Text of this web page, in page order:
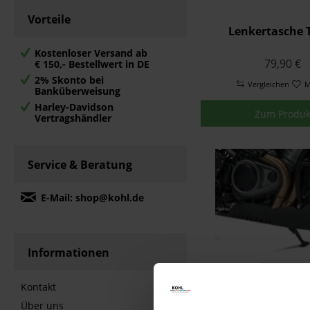
Vorteile
Kostenloser Versand ab
€ 150,- Bestellwert in DE
2% Skonto bei
Banküberweisung
Harley-Davidson
Vertragshändler
Service & Beratung
E-Mail: shop@kohl.de
Informationen
Kontakt
Über uns
Lenkertasche
79,90 €
Vergleichen
Zum